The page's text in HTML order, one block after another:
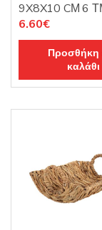
9X8X10 CΜ 6
6.60€
Προσθήκη
καλάθι